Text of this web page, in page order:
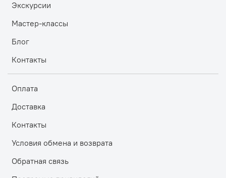
Экскурсии
Мастер-классы
Блог
Контакты
Оплата
Доставка
Контакты
Условия обмена и возврата
Обратная связь